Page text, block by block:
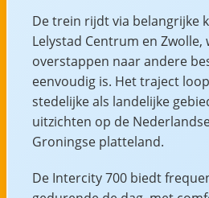
De trein rijdt via belangrijke
Lelystad Centrum en Zwolle,
overstappen naar andere
eenvoudig is. Het traject
stedelijke als landelijke
uitzichten op de
Groningse platteland.
De Intercity 700 biedt